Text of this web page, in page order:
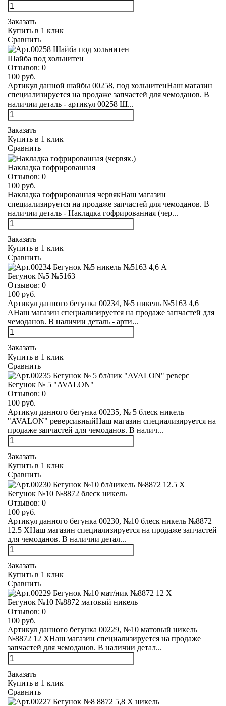
Заказать
Купить в 1 клик
Сравнить
Шайба под хольнитен
Отзывов: 0
100 руб.
Артикул данной шайбы 00258, под хольнитенНаш магазин
специализируется на продаже запчастей для чемоданов. В
наличии деталь - артикул 00258 Ш...
Заказать
Купить в 1 клик
Сравнить
Накладка гофрированная
Отзывов: 0
100 руб.
Накладка гофрированная червякНаш магазин
специализируется на продаже запчастей для чемоданов. В
наличии деталь - Накладка гофрированная (чер...
Заказать
Купить в 1 клик
Сравнить
Бегунок №5 №5163
Отзывов: 0
100 руб.
Артикул данного бегунка 00234, №5 никель №5163 4,6
АНаш магазин специализируется на продаже запчастей для
чемоданов. В наличии деталь - арти...
Заказать
Купить в 1 клик
Сравнить
Бегунок № 5 "AVALON"
Отзывов: 0
100 руб.
Артикул данного бегунка 00235, № 5 блеск никель
"AVALON" реверсивныйНаш магазин специализируется на
продаже запчастей для чемоданов. В налич...
Заказать
Купить в 1 клик
Сравнить
Бегунок №10 №8872 блеск никель
Отзывов: 0
100 руб.
Артикул данного бегунка 00230, №10 блеск никель №8872
12.5 XНаш магазин специализируется на продаже запчастей
для чемоданов. В наличии детал...
Заказать
Купить в 1 клик
Сравнить
Бегунок №10 №8872 матовый никель
Отзывов: 0
100 руб.
Артикул данного бегунка 00229, №10 матовый никель
№8872 12 XНаш магазин специализируется на продаже
запчастей для чемоданов. В наличии детал...
Заказать
Купить в 1 клик
Сравнить